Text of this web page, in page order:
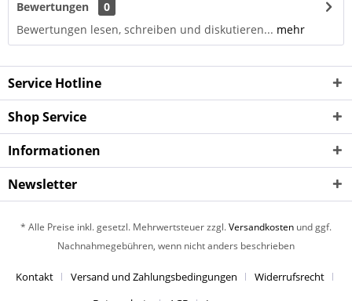
Bewertungen
0
Bewertungen lesen, schreiben und diskutieren... mehr
Service Hotline
Shop Service
Informationen
Newsletter
* Alle Preise inkl. gesetzl. Mehrwertsteuer zzgl.Versandkosten und ggf.
Nachnahmegebühren, wenn nicht anders beschrieben
Kontakt Versand und Zahlungsbedingungen
Widerrufsrecht